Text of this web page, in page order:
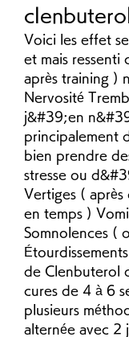
clenbuterol
Voici les effet
et mais ressenti
après training )
Nervosité
j&#39;en
principalement
bien prendre
stresse ou
Vertiges (
en temps )
Somnolences (
de Clenbuterol
cures de 4 à 6
plusieurs
alternée avec 2